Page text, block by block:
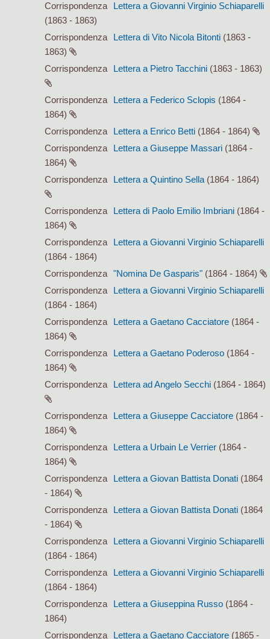
Corrispondenza
Lettera a Giovanni Virginio Schiaparelli
(1863 - 1863)
Corrispondenza
Lettera di Vito Nicola Bitonti (1863 -
1863)
Corrispondenza
Lettera a Pietro Tacchini (1863 - 1863)
Corrispondenza Lettera a Federico Sclopis (1864 -
1864)
Corrispondenza
Lettera a Enrico Betti (1864 - 1864)
Corrispondenza
Lettera a Giuseppe Massari (1864 -
1864)
Corrispondenza
Lettera a Quintino Sella (1864 - 1864)
Corrispondenza Lettera di Paolo Emilio Imbriani (1864 -
1864)
Corrispondenza
Lettera a Giovanni Virginio Schiaparelli
(1864 - 1864)
Corrispondenza
"Nomina De Gasparis" (1864 - 1864)
Corrispondenza
Lettera a Giovanni Virginio Schiaparelli
(1864 - 1864)
Corrispondenza
Lettera a Gaetano Cacciatore (1864 -
1864)
Corrispondenza
Lettera a Gaetano Poderoso (1864 -
1864)
Corrispondenza
Lettera ad Angelo Secchi (1864 - 1864)
Corrispondenza Lettera a Giuseppe Cacciatore (1864 -
1864)
Corrispondenza
Lettera a Urbain Le Verrier (1864 -
1864)
Corrispondenza
Lettera a Giovan Battista Donati (1864
- 1864)
Corrispondenza
Lettera a Giovan Battista Donati (1864
- 1864)
Corrispondenza
Lettera a Giovanni Virginio Schiaparelli
(1864 - 1864)
Corrispondenza
Lettera a Giovanni Virginio Schiaparelli
(1864 - 1864)
Corrispondenza
Lettera a Giuseppina Russo (1864 -
1864)
Corrispondenza
Lettera a Gaetano Cacciatore (1865 -